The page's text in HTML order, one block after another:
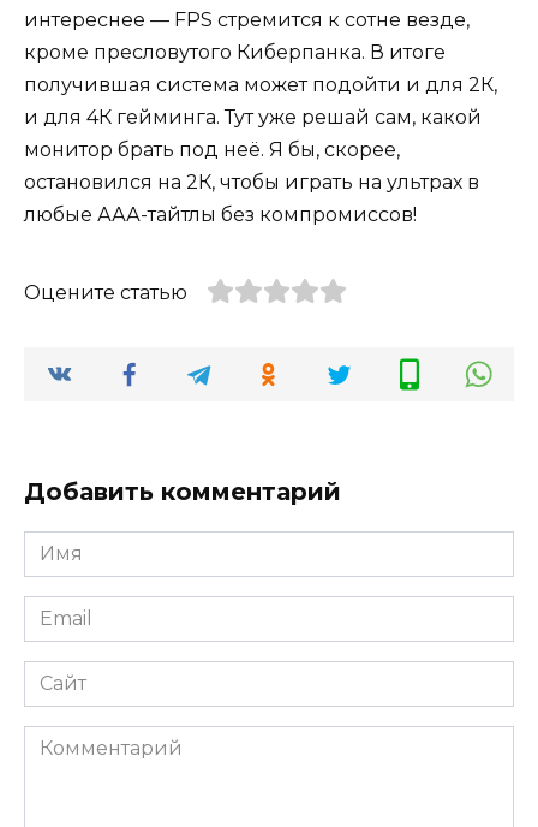
интереснее — FPS стремится к сотне везде,
кроме пресловутого Киберпанка. В итоге
получившая система может подойти и для 2К,
и для 4К гейминга. Тут уже решай сам, какой
монитор брать под неё. Я бы, скорее,
остановился на 2К, чтобы играть на ультрах в
любые ААА-тайтлы без компромиссов!
Оцените статью
Добавить комментарий
Имя
Email
Сайт
Комментарий